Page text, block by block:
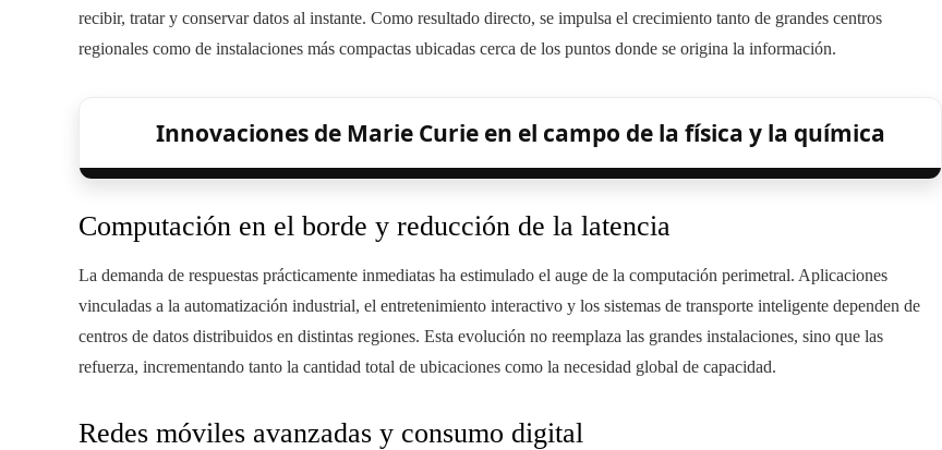
recibir, tratar y conservar datos al instante. Como resultado directo, se impulsa el crecimiento tanto de grandes centros
regionales como de instalaciones más compactas ubicadas cerca de los puntos donde se origina la información.
Innovaciones de Marie Curie en el campo de la física y la química
Computación en el borde y reducción de la latencia
La demanda de respuestas prácticamente inmediatas ha estimulado el auge de la computación perimetral. Aplicaciones
vinculadas a la automatización industrial, el entretenimiento interactivo y los sistemas de transporte inteligente dependen de
centros de datos distribuidos en distintas regiones. Esta evolución no reemplaza las grandes instalaciones, sino que las
refuerza, incrementando tanto la cantidad total de ubicaciones como la necesidad global de capacidad.
Redes móviles avanzadas y consumo digital